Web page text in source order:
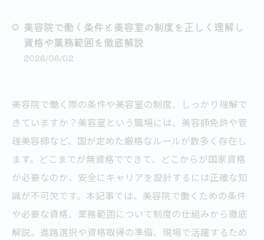
美容院で働く条件と美容室の制度を正しく理解し
資格や業務範囲を徹底解説
2026/06/02
美容院で働く際の条件や美容室の制度、しっかり理解で
きていますか？美容室という職場には、美容師免許や管
理美容師など、国が定めた厳格なルールが数多く存在し
ます。どこまでが無資格でできて、どこからが国家資格
が必要なのか、安全にキャリアを設計するには正確な知
識が不可欠です。本記事では、美容院で働くための条件
や必要な資格、業務範囲について制度の仕組みから徹底
解説。進路選択や資格取得の準備、現場で活躍するため